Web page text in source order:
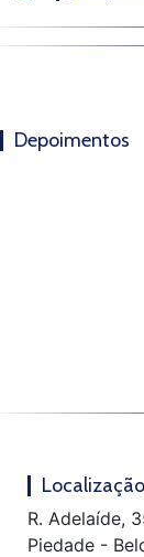
Depoimentos
Localização
R. Adelaíde,
Piedade -